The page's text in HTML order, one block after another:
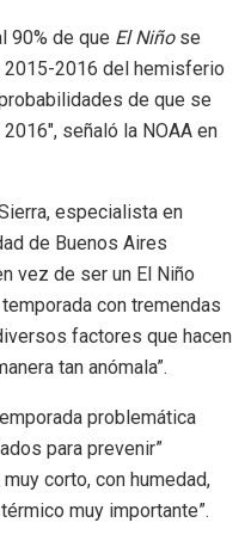
90% de que El Niñose
2015-2016 del hemisferio
de que se
señaló la NOAA en
especialista en
de Buenos Aires
vez de ser un El Niño
con tremendas
factores que hacen
tan anómala”.
problemática
para prevenir”
corto, con humedad,
muy importante”.